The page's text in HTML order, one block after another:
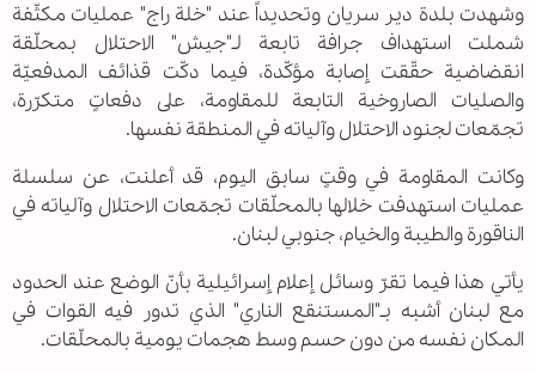
وشهدت بلدة دير سريان وتحديداً عند "خلة راج" عمليات مكثّفة
شملت استهداف جرافة تابعة لـ"جيش" الاحتلال بمحلّقة
انقضاضية حقّقت إصابة مؤكّدة، فيما دكّت قذائف المدفعيّة
والصليات الصاروخية التابعة للمقاومة، على دفعاتٍ متكرّرة،
تجمّعات لجنود الاحتلال وآلياته في المنطقة نفسها.
وكانت المقاومة في وقتٍ سابق اليوم، قد أعلنت، عن سلسلة
عمليات استهدفت خلالها بالمحلّقات تجمّعات الاحتلال وآلياته في
الناقورة والطيبة والخيام، جنوبي لبنان.
يأتي هذا فيما تقرّ وسائل إعلام إسرائيلية بأنّ الوضع عند الحدود
مع لبنان أشبه بـ"المستنقع الناري" الذي تدور فيه القوات في
المكان نفسه من دون حسم وسط هجمات يومية بالمحلّقات.